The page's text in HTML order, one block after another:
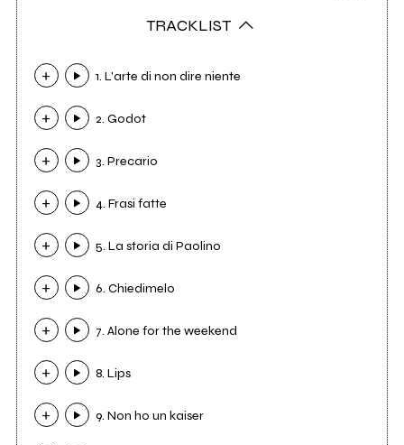
TRACKLIST
1. L'arte di non dire niente
2. Godot
3. Precario
4. Frasi fatte
5. La storia di Paolino
6. Chiedimelo
7. Alone for the weekend
8. Lips
9. Non ho un kaiser